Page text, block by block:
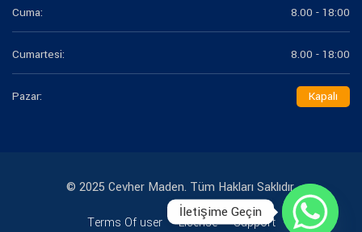
Cuma: 8.00 - 18:00
Cumartesi: 8.00 - 18:00
Pazar: Kapalı
© 2025 Cevher Maden. Tüm Hakları Saklıdır.
Terms Of user License Support
İletişime Geçin